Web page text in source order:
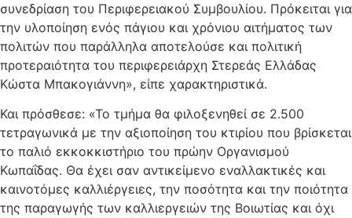
συνεδρίαση του Περιφερειακού Συμβουλίου. Πρόκειται για
την υλοποίηση ενός πάγιου και χρόνιου αιτήματος των
πολιτών που παράλληλα αποτελούσε και πολιτική
προτεραιότητα του περιφερειάρχη Στερεάς Ελλάδας
Κώστα Μπακογιάννη», είπε χαρακτηριστικά.
Και πρόσθεσε: «Το τμήμα θα φιλοξενηθεί σε 2.500
τετραγωνικά με την αξιοποίηση του κτιρίου που βρίσκεται
το παλιό εκκοκκιστήριο του πρώην Οργανισμού
Κωπαΐδας. Θα έχει σαν αντικείμενο εναλλακτικές και
καινοτόμες καλλιέργειες, την ποσότητα και την ποιότητα
της παραγωγής των καλλιεργειών της Βοιωτίας και όχι